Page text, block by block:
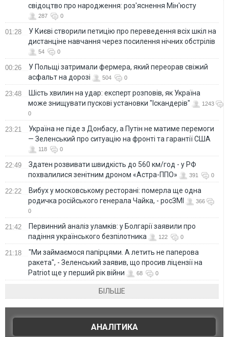
свідоцтво про народження: роз'яснення Мін'юсту
287 0
01:28
У Києві створили петицію про переведення всіх шкіл на
дистанціне навчання через посилення нічних обстрілів
54 0
00:26
У Польщі затримали фермера, який переорав свіжий
асфальт на дорозі
504 0
23:48
Шість хвилин на удар: експерт розповів, як Україна
може знищувати пускові установки "Іскандерів"
1243
0
23:21
Україна не піде з Донбасу, а Путін не матиме перемоги
— Зеленський про ситуацію на фронті та гарантії США
118 0
22:49
Здатен розвивати швидкість до 560 км/год - у РФ
похвалилися зенітним дроном «Астра-ППО»
391 0
22:22
Вибух у московському ресторані: померла ще одна
родичка російського генерала Чайка, - росЗМІ
366
0
21:42
Первинний аналіз уламків: у Болгарії заявили про
падіння українського безпілотника
122 0
21:18
"Ми займаємося папірцями. А летить не паперова
ракета", - Зеленський заявив, що просив ліцензії на
Patriot ще у перший рік війни
68 0
БІЛЬШЕ
АНАЛІТИКА